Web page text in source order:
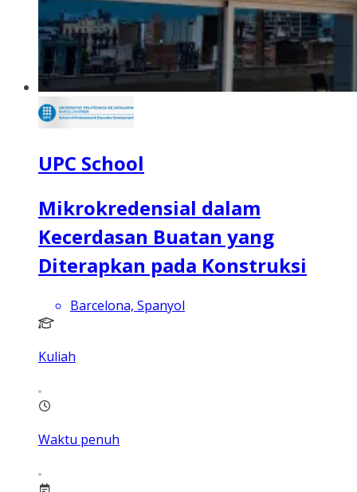
UPC School
Mikrokredensial dalam
Kecerdasan Buatan yang
Diterapkan pada Konstruksi
Barcelona, Spanyol
Kuliah
Waktu penuh